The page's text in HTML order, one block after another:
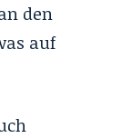
den
auf